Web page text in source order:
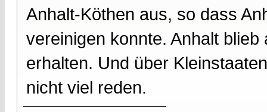
Anhalt-Köthen aus, so dass
vereinigen konnte. Anhalt
erhalten. Und über
nicht viel reden.